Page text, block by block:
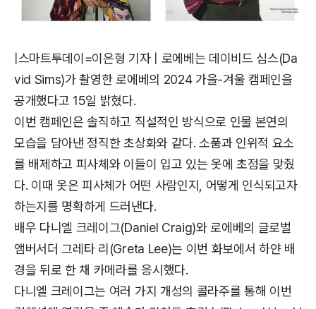
|스마트투데이=이은형 기자 | 로에베는 데이비드 심스(Da
vid Sims)가 촬영한 로에베의 2024 가을-겨울 캠페인을
공개했다고 15일 밝혔다.
이번 캠페인은 솔직하고 직설적인 방식으로 인물 본연의
모습을 담아낸 정직한 초상화와 같다. 소품과 인위적 요소
를 배제하고 피사체와 이들이 입고 있는 옷에 초점을 맞췄
다. 이때 옷은 피사체가 어떤 사람인지, 어떻게 인식되고자
하는지를 명확하게 드러낸다.
배우 다니엘 크레이그(Daniel Craig)와 로에베의 글로벌
앰버서더 그레타 리(Greta Lee)는 이번 화보에서 하얀 배
경을 뒤로 한 채 카메라를 응시했다.
다니엘 크레이그는 여러 가지 개성의 콜라주를 통해 이번